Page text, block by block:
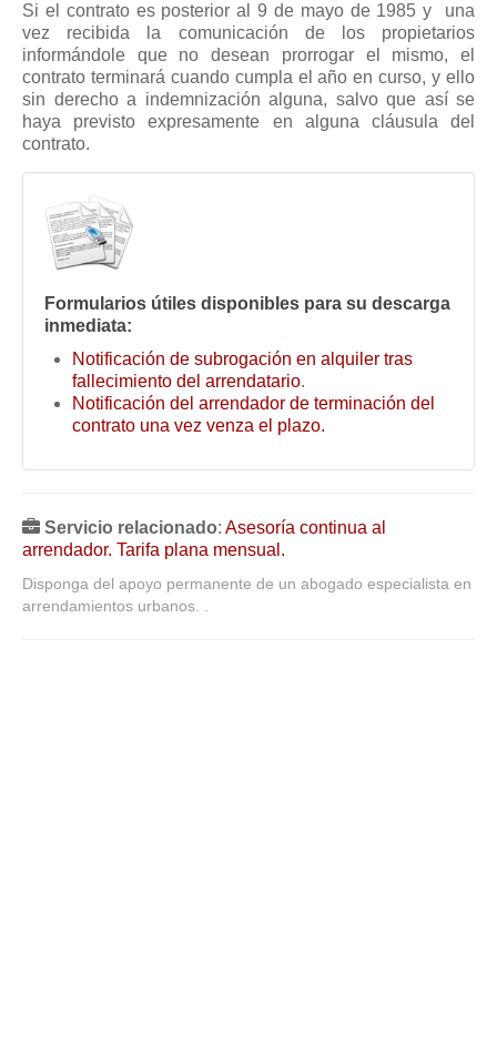
Si el contrato es posterior al 9 de mayo de 1985 y una
vez recibida la comunicación de los propietarios
informándole que no desean prorrogar el mismo, el
contrato terminará cuando cumpla el año en curso, y ello
sin derecho a indemnización alguna, salvo que así se
haya previsto expresamente en alguna cláusula del
contrato.
Formularios útiles disponibles para su descarga
inmediata:
Notificación de subrogación en alquiler tras
fallecimiento del arrendatario.
Notificación del arrendador de terminación del
contrato una vez venza el plazo.
Servicio relacionado: Asesoría continua al
arrendador. Tarifa plana mensual.
Disponga del apoyo permanente de un abogado especialista en
arrendamientos urbanos. .